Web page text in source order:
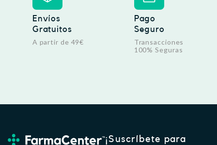
Envíos
Gratuitos
A partir de 49€
Pago
Seguro
Transacciones
100% Seguras
¡Suscríbete para